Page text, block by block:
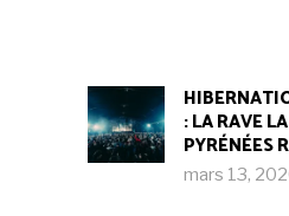
: LA RAVE
PYRÉNÉES
mars 13,